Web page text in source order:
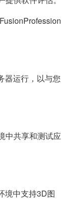
运行，以与您
共享和测试应
中支持3D图